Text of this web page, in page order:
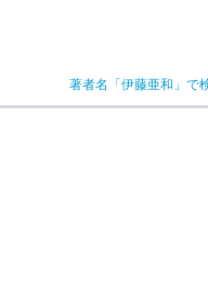
著者名「伊藤亜和」で